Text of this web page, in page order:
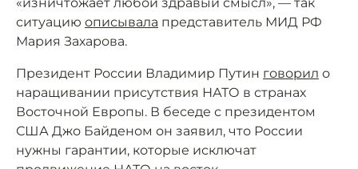
ситуацию описывала представитель МИД РФ
Мария Захарова.
Президент России Владимир Путин говорил о
наращивании присутствия НАТО в странах
Восточной Европы. В беседе с президентом
США Джо Байденом он заявил, что России
нужны гарантии, которые исключат